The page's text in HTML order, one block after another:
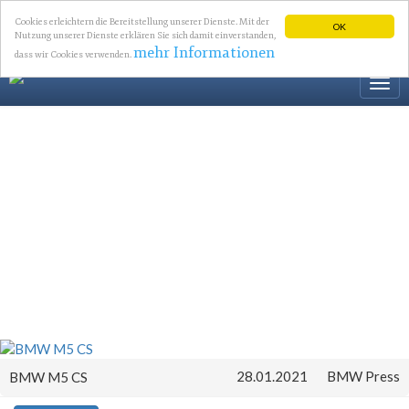
OK
Cookies erleichtern die Bereitstellung unserer Dienste. Mit der
Nutzung unserer Dienste erklären Sie sich damit einverstanden,
dass wir Cookies verwenden.mehr Informationen
BMW M5 CS 28.01.2021 BMW Press